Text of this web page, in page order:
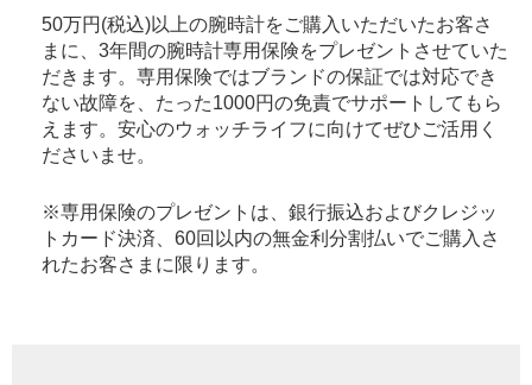
50万円(税込)以上の腕時計をご購入いただいたお客さ
まに、3年間の腕時計専用保険をプレゼントさせていた
だきます。専用保険ではブランドの保証では対応でき
ない故障を、たった1000円の免責でサポートしてもら
えます。安心のウォッチライフに向けてぜひご活用く
ださいませ。
※専用保険のプレゼントは、銀行振込およびクレジッ
トカード決済、60回以内の無金利分割払いでご購入さ
れたお客さまに限ります。